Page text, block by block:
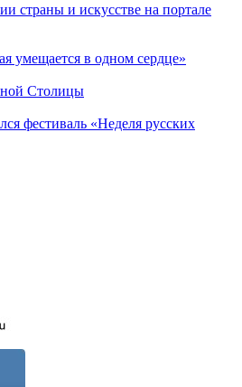
страны и искусстве на портале
умещается в одном сердце»
Столицы
фестиваль «Неделя русских